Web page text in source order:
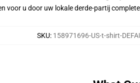
voor u door uw lokale derde-partij
SKU: 158971696-US-t-shirt-